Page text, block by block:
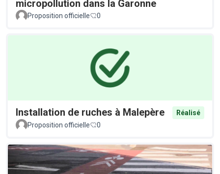
micropollution dans la Garonne
Proposition officielle 0
Installation de ruches à Malepère
Réalisé
Proposition officielle
0